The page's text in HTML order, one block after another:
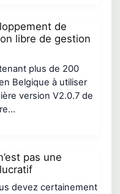
de
libre de gestion
plus de 200
Belgique à utiliser
version V2.0.7 de
pas une
devez certainement